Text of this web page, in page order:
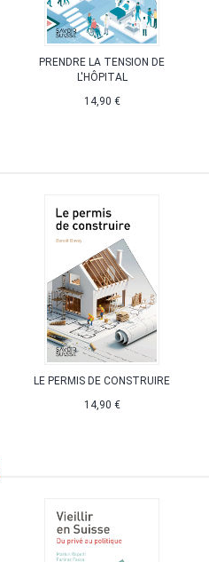
PRENDRE LA TENSION DE
L'HÔPITAL
14,90 €
LE PERMIS DE CONSTRUIRE
14,90 €